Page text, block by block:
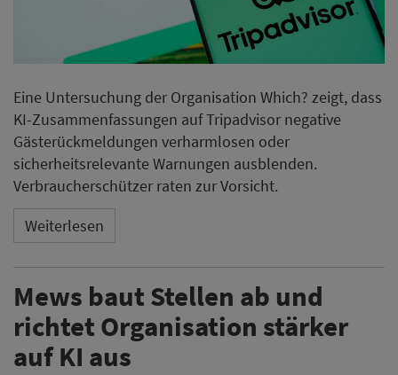
Eine Untersuchung der Organisation Which? zeigt, dass
KI-Zusammenfassungen auf Tripadvisor negative
Gästerückmeldungen verharmlosen oder
sicherheitsrelevante Warnungen ausblenden.
Verbraucherschützer raten zur Vorsicht.
Weiterlesen
Mews baut Stellen ab und
richtet Organisation stärker
auf KI aus